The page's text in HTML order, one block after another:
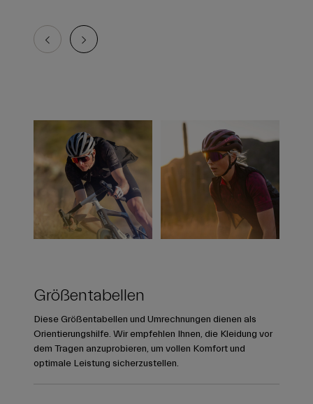
Größentabellen
Diese Größentabellen und Umrechnungen dienen als
Orientierungshilfe. Wir empfehlen Ihnen, die Kleidung vor
dem Tragen anzuprobieren, um vollen Komfort und
optimale Leistung sicherzustellen.